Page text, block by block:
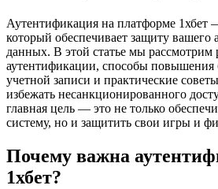
Аутентификация на платформе 1хбет
который обеспечивает защиту вашего
данных. В этой статье мы рассмотрим
аутентификации, способы повышения
учетной записи и практические
избежать несанкционированного
главная цель — это не только
систему, но и защитить свои игры и
Почему важна
1хбет?